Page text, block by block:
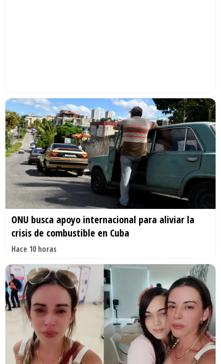
ONU busca apoyo internacional para aliviar la
crisis de combustible en Cuba
Hace 10 horas